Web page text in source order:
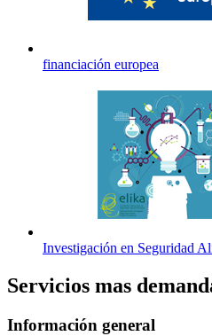
financiación europea
Investigación en Seguridad
Servicios mas
Información general